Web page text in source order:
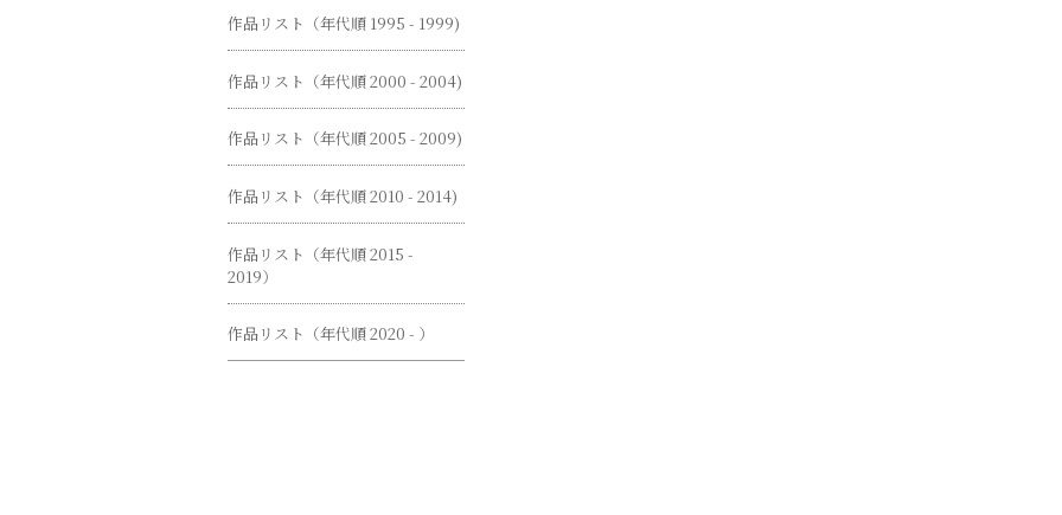
作品リスト（年代順 1995 - 1999)
作品リスト（年代順 2000 - 2004)
作品リスト（年代順 2005 - 2009)
作品リスト（年代順 2010 - 2014)
作品リスト（年代順 2015 -
2019）
作品リスト（年代順 2020 - ）